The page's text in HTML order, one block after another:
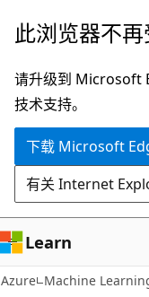
跳
主
要
内
此浏览器不再
请升级到 Microsoft
技术支持。
下载 Microsoft
有关 Internet
Learn
Azure Machine